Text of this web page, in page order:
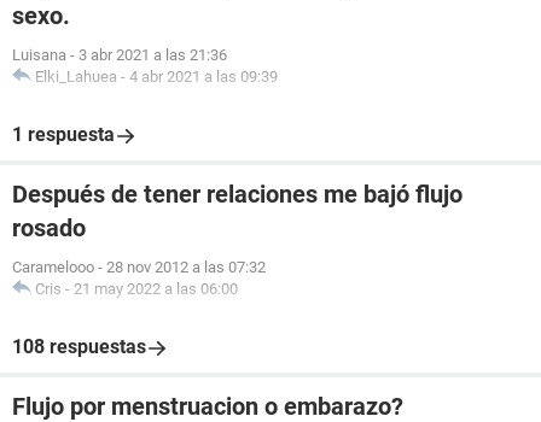
sexo.
Luisana - 3 abr 2021 a las 21:36
Elki_Lahuea - 4 abr 2021 a las 09:39
1 respuesta
Después de tener relaciones me bajó flujo
rosado
Caramelooo - 28 nov 2012 a las 07:32
Cris - 21 may 2022 a las 06:00
108 respuestas
Flujo por menstruacion o embarazo?